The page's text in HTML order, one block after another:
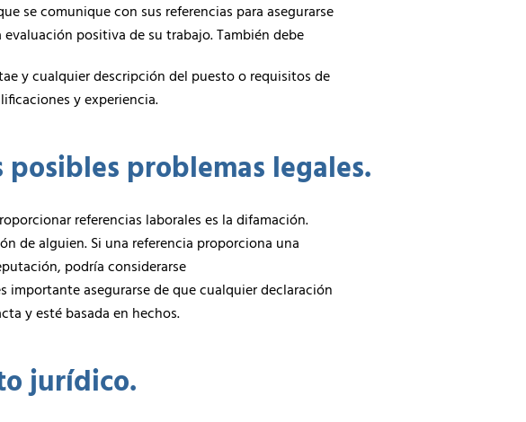
se comunique con sus referencias para asegurarse
positiva de su trabajo. También debe
y cualquier descripción del puesto o requisitos de
y experiencia.
posibles problemas legales.
referencias laborales es la difamación.
de alguien. Si una referencia proporciona una
podría considerarse
importante asegurarse de que cualquier declaración
y esté basada en hechos.
jurídico.